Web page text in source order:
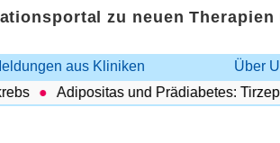
zu neuen Therapien
aus Kliniken
Über
Adipositas und Prädiabetes: